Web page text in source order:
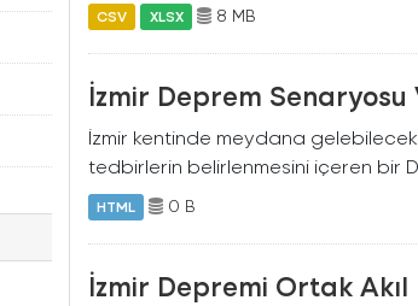
CSV XLSX 8 MB
İzmir Deprem Senaryosu
İzmir kentinde meydana
tedbirlerin belirlenmesini içeren bir
HTML 0 B
İzmir Depremi Ortak Akıl